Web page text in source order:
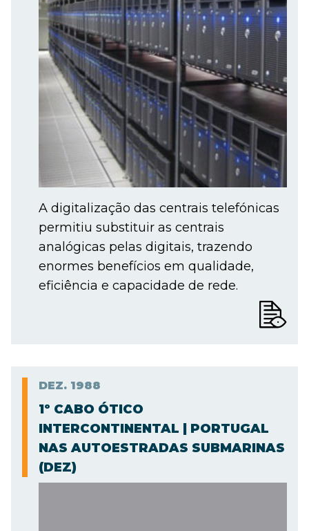
A digitalização das centrais telefónicas
permitiu substituir as centrais
analógicas pelas digitais, trazendo
enormes benefícios em qualidade,
eficiência e capacidade de rede.
DEZ. 1988
1º CABO ÓTICO
INTERCONTINENTAL | PORTUGAL
NAS AUTOESTRADAS SUBMARINAS
(DEZ)